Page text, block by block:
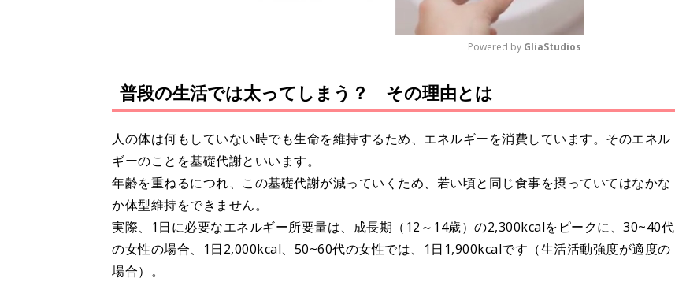
u
t
Powered by GliaStudios
普段の生活では太ってしまう？ その理由とは
人の体は何もしていない時でも生命を維持するため、エネルギーを消費しています。そのエネル
ギーのことを基礎代謝といいます。
年齢を重ねるにつれ、この基礎代謝が減っていくため、若い頃と同じ食事を摂っていてはなかな
か体型維持をできません。
実際、1日に必要なエネルギー所要量は、成長期（12～14歳）の2,300kcalをピークに、30~40代
の女性の場合、1日2,000kcal、50~60代の女性では、1日1,900kcalです（生活活動強度が適度の
場合）。